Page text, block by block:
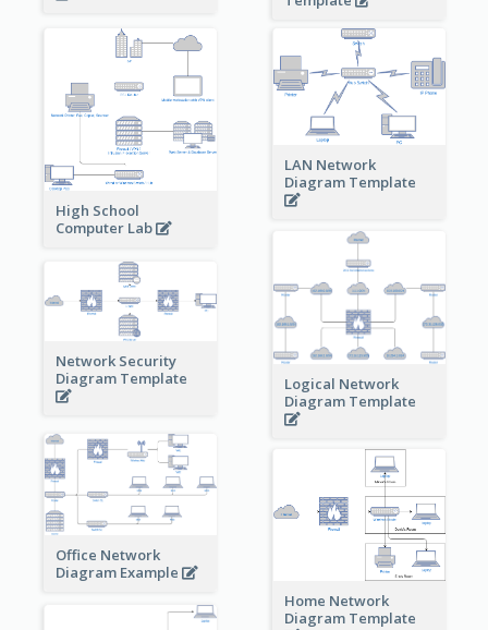
High School
Computer Lab
LAN Network
Diagram Template
Logical Network
Diagram Template
Network Security
Diagram Template
Office Network
Diagram Example
Home Network
Diagram Template